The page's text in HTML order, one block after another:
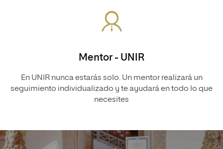
Mentor - UNIR
En UNIR nunca estarás solo. Un mentor realizará un
seguimiento individualizado y te ayudará en todo lo que
necesites